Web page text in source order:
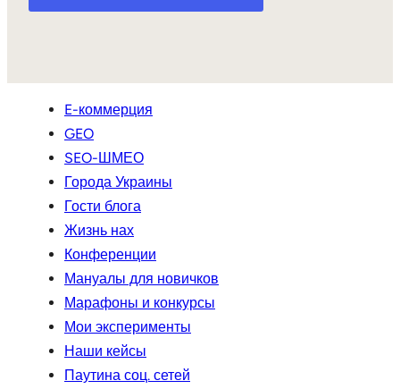
E-коммерция
GEO
SEO-ШМЕО
Города Украины
Гости блога
Жизнь нах
Конференции
Мануалы для новичков
Марафоны и конкурсы
Мои эксперименты
Наши кейсы
Паутина соц. сетей